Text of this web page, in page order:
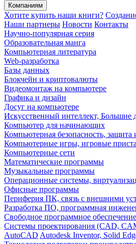
Компаниям
Хотите купить наши книги?
Наши партнеры Новости Контакты
Научно-популярная серия
Образовательная манга
Компьютерная литература
Web-разработка
Базы данных
Блокчейн и криптовалюты
Видеомонтаж на компьютере
Графика и дизайн
Досуг на компьютере
Искусственный интеллект,
Компьютер для начинающих
Компьютерная безопасность,
Компьютерные игры, игровые
Компьютерные сети
Математические программы
Музыкальные программы
Операционные системы,
Офисные программы
Периферия ПК, связь с внешними
Разработка ПО, программная
Свободное программное обеспечение
Системы проектирования (CAD,
AutoCAD Autodesk Inventor, Solid